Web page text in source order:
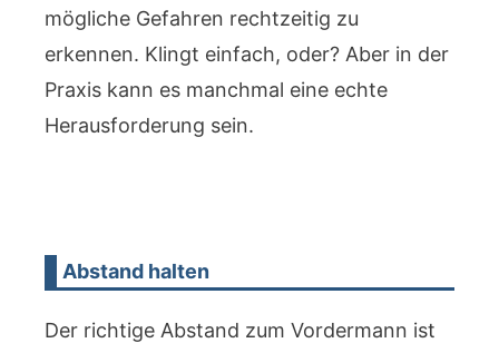
mögliche Gefahren rechtzeitig zu
erkennen. Klingt einfach, oder? Aber in der
Praxis kann es manchmal eine echte
Herausforderung sein.
Abstand halten
Der richtige Abstand zum Vordermann ist